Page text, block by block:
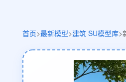
首页>最新模型>建筑 SU模型库>